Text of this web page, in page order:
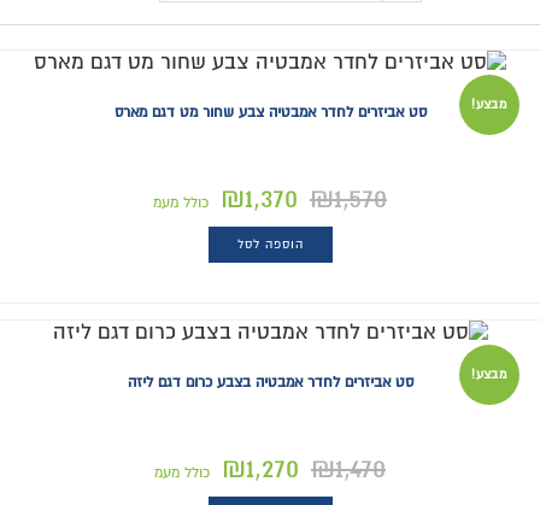
מבצע! סט אביזרים לחדר אמבטיה צבע שחור מט דגם מארס
₪1,570
₪1,370 כולל מעמ
הוספה לסל
מבצע! סט אביזרים לחדר אמבטיה בצבע כרום דגם ליזה
₪1,470
₪1,270 כולל מעמ